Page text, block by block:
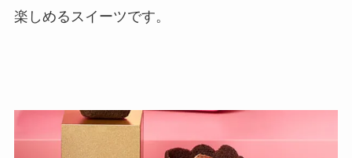
楽しめるスイーツです。